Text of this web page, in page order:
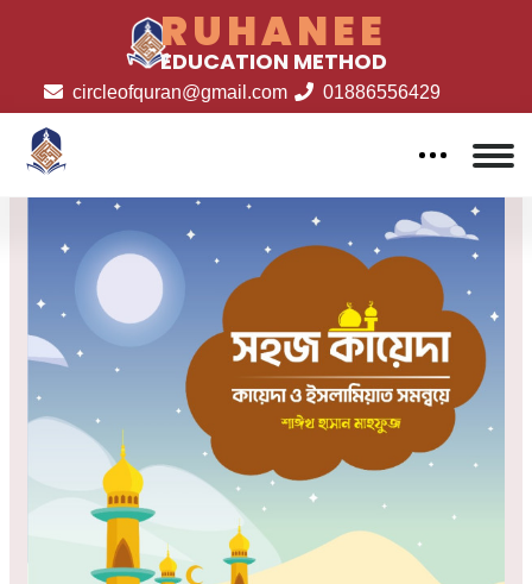
RUHANEE
EDUCATION METHOD
circleofquran@gmail.com 01886556429